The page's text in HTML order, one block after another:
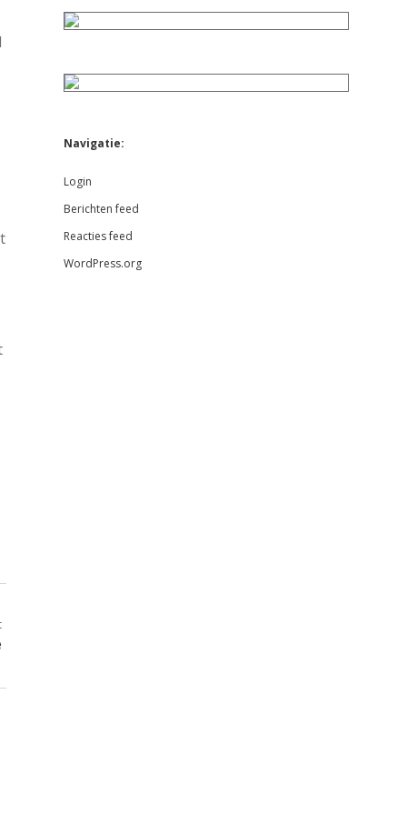
Navigatie:
Login
Berichten feed
Reacties feed
WordPress.org